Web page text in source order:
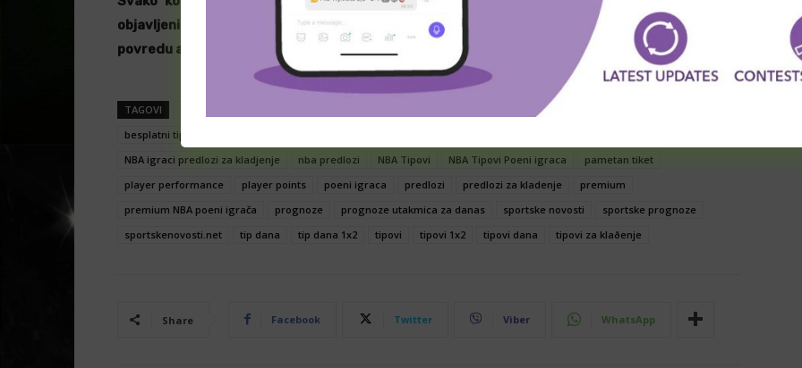
objavljenih na ovom web sajtu , bez obzira na razloge za takvo delo zabranjeno je i predstavlja
povredu autorskog prava i krivično delo, koje će biti gonjeno u skladu sa zakonom.
TAGOVI
besplatni tipovi
besplatni tipovi za klađenje
NBA igraci predlozi za kladjenje
nba predlozi NBA Tipovi NBA Tipovi Poeni igraca
pametan tiket
player performance
player points poeni igraca predlozi predlozi za kladenje
premium
premium NBA poeni igrača
prognoze prognoze utakmica za danas sportske novosti
sportske prognoze
sportskenovosti.net
tip dana tip dana 1x2 tipovi tipovi 1x2 tipovi dana tipovi za klaðenje
Share Facebook Twitter Viber WhatsApp